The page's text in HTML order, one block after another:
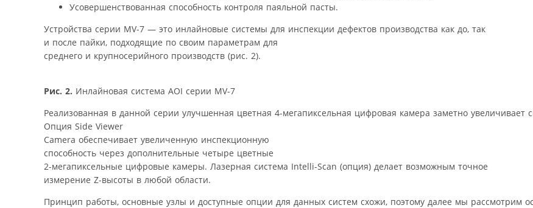
Усовершенствованная способность контроля паяльной пасты.
Устройства серии MV-7 — это инлайновые системы для инспекции дефектов производства как до, так
и после пайки, подходящие по своим параметрам для
среднего и крупносерийного производств (рис. 2).
Рис. 2. Инлайновая система AOI серии MV-7
Реализованная в данной серии улучшенная цветная 4-мегапиксельная цифровая камера заметно увеличивает
Опция Side Viewer
Camera обеспечивает увеличенную инспекционную
способность через дополнительные четыре цветные
2-мегапиксельные цифровые камеры. Лазерная система Intelli-Scan (опция) делает возможным точное
измерение Z-высоты в любой области.
Принцип работы, основные узлы и доступные опции для данных систем схожи, поэтому далее мы рассмотрим